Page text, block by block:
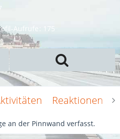
Aufrufe 175
Reaktionen
an der Pinnwand verfasst.